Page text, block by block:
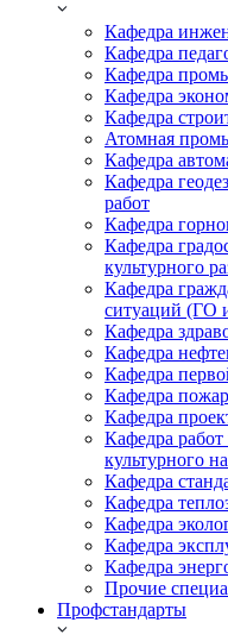
Кафедра
Кафедра
Кафедра
Кафедра
Кафедра
Атомная
Кафедра
Кафедра
работ
Кафедра
Кафедра
культурного
Кафедра
ситуаций (ГО
Кафедра
Кафедра
Кафедра
Кафедра
Кафедра
Кафедра
культурного
Кафедра
Кафедра
Кафедра
Кафедра
Кафедра
Прочие
Профстандарты